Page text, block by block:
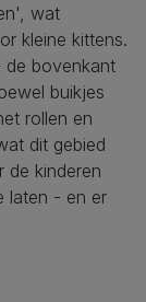
wat
kleine kittens.
de bovenkant
buikjes
rollen en
dit gebied
de kinderen
laten - en er